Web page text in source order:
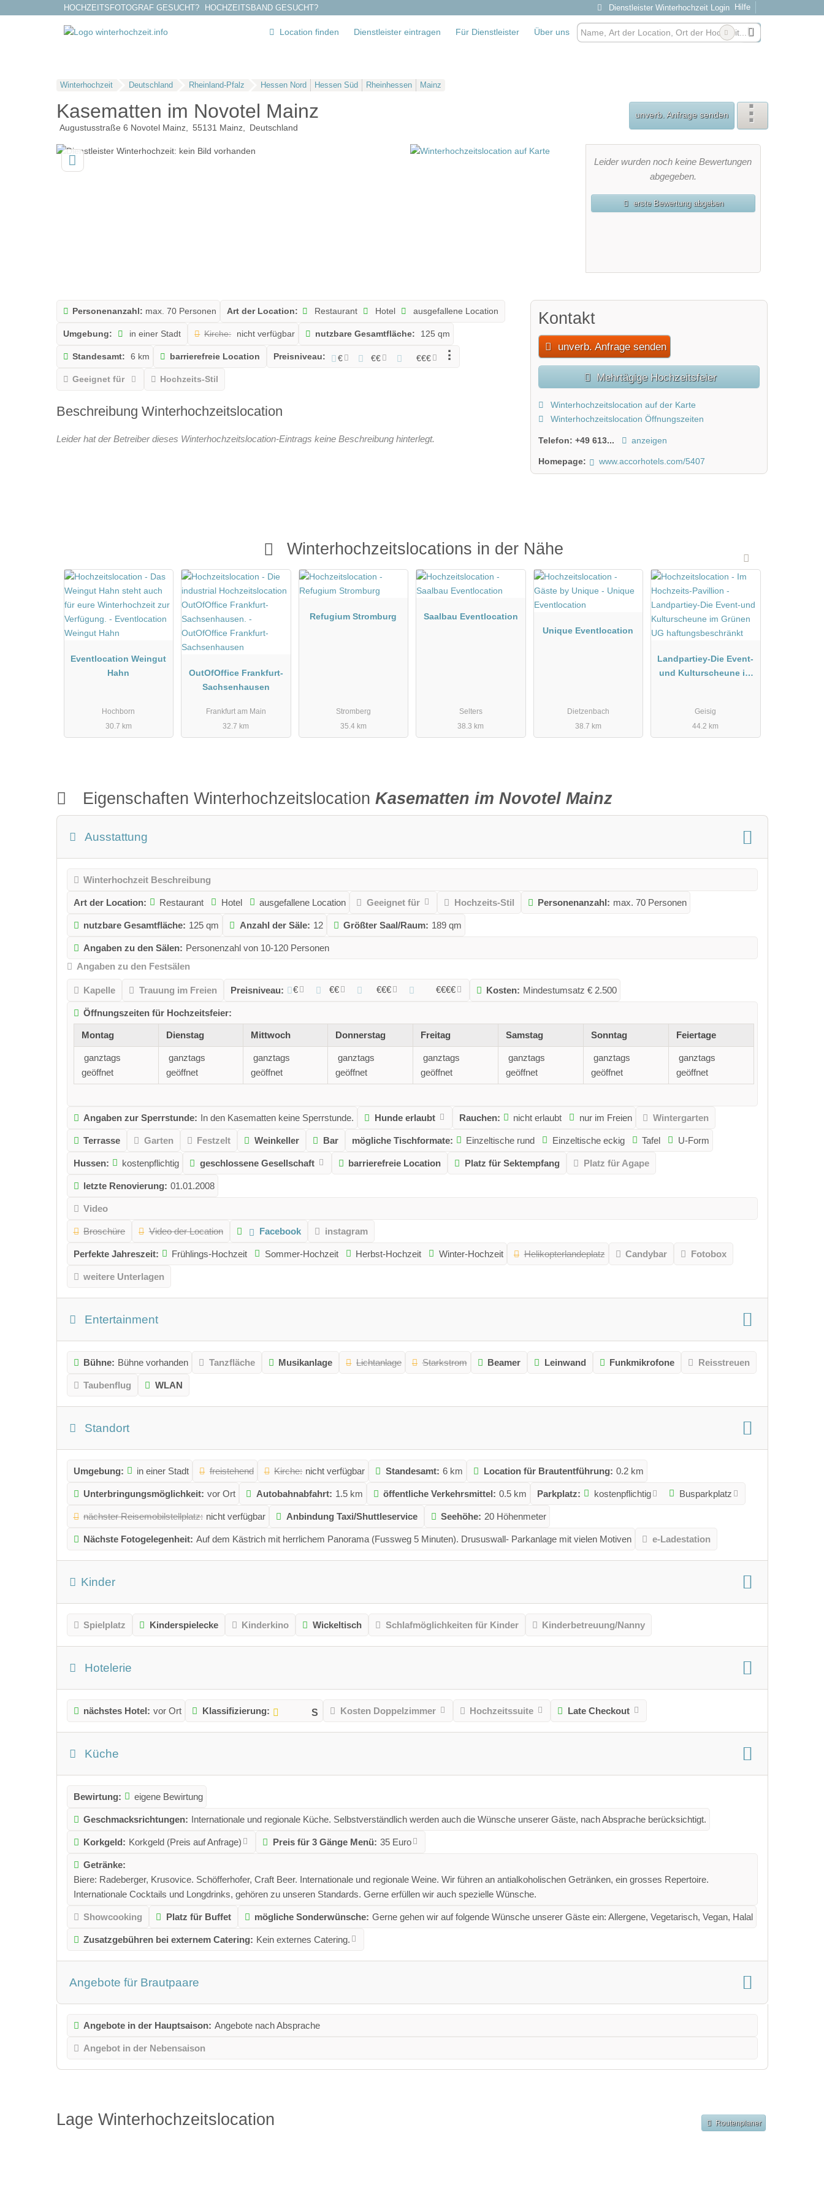
HOCHZEITSFOTOGRAF GESUCHT? HOCHZEITSBAND GESUCHT? Dienstleister Winterhochzeit Login Hilfe
Location finden Dienstleister eintragen Für Dienstleister Über uns
Winterhochzeit Deutschland Rheinland-Pfalz Hessen Nord Hessen Süd Rheinhessen Mainz
Kasematten im Novotel Mainz
Augustusstraße 6 Novotel Mainz 55131 Mainz Deutschland
unverb. Anfrage senden
Leider wurden noch keine Bewertungen
abgegeben.
erste Bewertung abgeben
Personenanzahl: max. 70 Personen Art der Location: Restaurant Hotel ausgefallene Location
Umgebung: in einer Stadt Kirche: nicht verfügbar nutzbare Gesamtfläche: 125 qm
Standesamt: 6 km barrierefreie Location Preisniveau: € €€ €€€
Geeignet für Hochzeits-Stil
Beschreibung Winterhochzeitslocation
Leider hat der Betreiber dieses Winterhochzeitslocation-Eintrags keine Beschreibung hinterlegt.
Kontakt
unverb. Anfrage senden
Mehrtägige Hochzeitsfeier
Winterhochzeitslocation auf der Karte
Winterhochzeitslocation Öffnungszeiten
Telefon:+49 613... anzeigen
Homepage: www.accorhotels.com/5407
Winterhochzeitslocations in der Nähe
Eventlocation Weingut
Hahn
Hochborn
30.7 km
OutOfOffice Frankfurt-
Sachsenhausen
Frankfurt am Main
32.7 km
Refugium Stromburg
Stromberg
35.4 km
Saalbau Eventlocation
Selters
38.3 km
Unique Eventlocation
Dietzenbach
38.7 km
Landpartiey-Die Event-
und Kulturscheune im
Geisig
44.2 km
Eigenschaften WinterhochzeitslocationKasematten im Novotel Mainz
Ausstattung
Winterhochzeit Beschreibung
Art der Location: Restaurant Hotel ausgefallene Location Geeignet für Hochzeits-Stil Personenanzahl: max. 70 Personen
nutzbare Gesamtfläche: 125 qm Anzahl der Säle: 12 Größter Saal/Raum: 189 qm
Angaben zu den Sälen: Personenzahl von 10-120 Personen
Angaben zu den Festsälen
Kapelle Trauung im Freien Preisniveau: € €€ €€€ €€€€ Kosten: Mindestumsatz € 2.500
Öffnungszeiten für Hochzeitsfeier:
Montag Dienstag Mittwoch Donnerstag Freitag Samstag Sonntag Feiertage
ganztags
geöffnet
ganztags
geöffnet
ganztags
geöffnet
ganztags
geöffnet
ganztags
geöffnet
ganztags
geöffnet
ganztags
geöffnet
ganztags
geöffnet
Angaben zur Sperrstunde: In den Kasematten keine Sperrstunde. Hunde erlaubt Rauchen: nicht erlaubt nur im Freien Wintergarten
Terrasse Garten Festzelt Weinkeller Bar mögliche Tischformate: Einzeltische rund Einzeltische eckig Tafel U-Form
Hussen: kostenpflichtig geschlossene Gesellschaft barrierefreie Location Platz für Sektempfang Platz für Agape
letzte Renovierung: 01.01.2008
Video
Broschüre Video der Location Facebook instagram
Perfekte Jahreszeit: Frühlings-Hochzeit Sommer-Hochzeit Herbst-Hochzeit Winter-Hochzeit Helikopterlandeplatz Candybar Fotobox
weitere Unterlagen
Entertainment
Bühne: Bühne vorhanden Tanzfläche Musikanlage Lichtanlage Starkstrom Beamer Leinwand Funkmikrofone Reisstreuen
Taubenflug WLAN
Standort
Umgebung: in einer Stadt freistehend Kirche: nicht verfügbar Standesamt: 6 km Location für Brautentführung: 0.2 km
Unterbringungsmöglichkeit: vor Ort Autobahnabfahrt: 1.5 km öffentliche Verkehrsmittel: 0.5 km Parkplatz: kostenpflichtig Busparkplatz
nächster Reisemobilstellplatz: nicht verfügbar Anbindung Taxi/Shuttleservice Seehöhe: 20 Höhenmeter
Nächste Fotogelegenheit: Auf dem Kästrich mit herrlichem Panorama (Fussweg 5 Minuten). Drususwall- Parkanlage mit vielen Motiven e-Ladestation
Kinder
Spielplatz Kinderspielecke Kinderkino Wickeltisch Schlafmöglichkeiten für Kinder Kinderbetreuung/Nanny
Hotelerie
nächstes Hotel: vor Ort Klassifizierung: Kosten Doppelzimmer Hochzeitssuite Late Checkout
Küche
Bewirtung: eigene Bewirtung
Geschmacksrichtungen: Internationale und regionale Küche. Selbstverständlich werden auch die Wünsche unserer Gäste, nach Absprache berücksichtigt.
Korkgeld: Korkgeld (Preis auf Anfrage) Preis für 3 Gänge Menü: 35 Euro
Getränke:
Biere: Radeberger, Krusovice. Schöfferhofer, Craft Beer. Internationale und regionale Weine. Wir führen an antialkoholischen Getränken, ein grosses Repertoire.
Internationale Cocktails und Longdrinks, gehören zu unseren Standards. Gerne erfüllen wir auch spezielle Wünsche.
Showcooking Platz für Buffet mögliche Sonderwünsche: Gerne gehen wir auf folgende Wünsche unserer Gäste ein: Allergene, Vegetarisch, Vegan, Halal
Zusatzgebühren bei externem Catering: Kein externes Catering.
Angebote für Brautpaare
Angebote in der Hauptsaison: Angebote nach Absprache
Angebot in der Nebensaison
Lage Winterhochzeitslocation Routenplaner